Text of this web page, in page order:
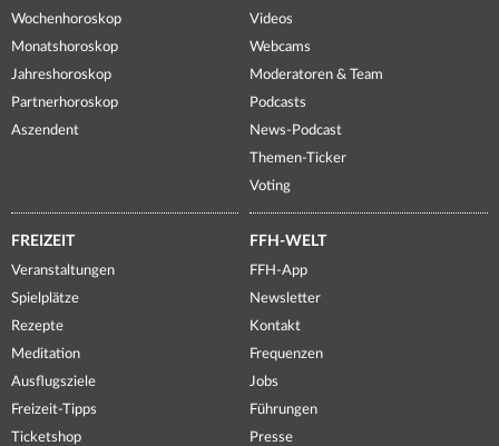
Wochenhoroskop
Monatshoroskop
Jahreshoroskop
Partnerhoroskop
Aszendent
Videos
Webcams
Moderatoren & Team
Podcasts
News-Podcast
Themen-Ticker
Voting
FREIZEIT
Veranstaltungen
Spielplätze
Rezepte
Meditation
Ausflugsziele
Freizeit-Tipps
Ticketshop
FFH-WELT
FFH-App
Newsletter
Kontakt
Frequenzen
Jobs
Führungen
Presse